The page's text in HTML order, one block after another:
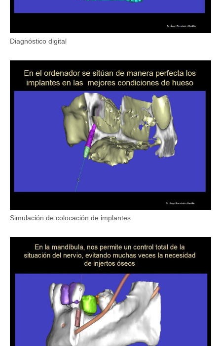
Diagnóstico digital
Simulación de colocación de implantes